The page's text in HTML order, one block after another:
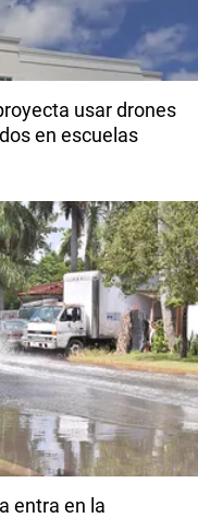
usar drones
en escuelas
entra en la